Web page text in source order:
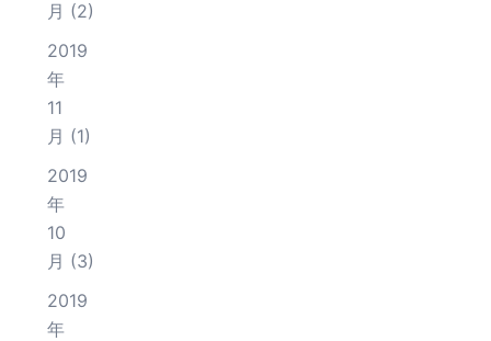
月 (2)
2019
年
11
月 (1)
2019
年
10
月 (3)
2019
年